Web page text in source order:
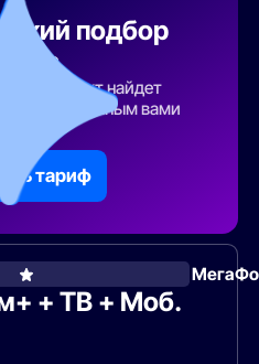
подбор
интеллект найдет
по указанным вами
тариф
+ ТВ + Моб.